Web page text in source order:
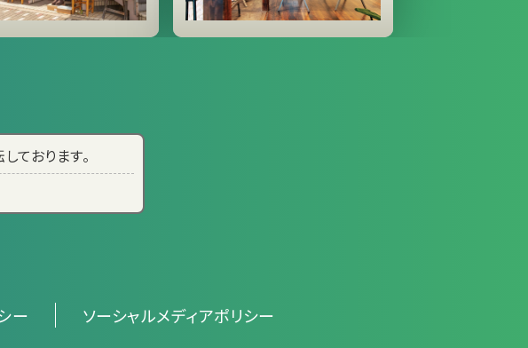
ております。
ー ソーシャルメディアポリシー